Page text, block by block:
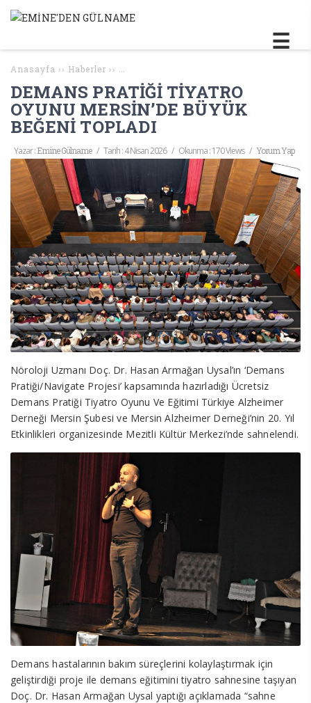
Anasayfa ›› Haberler ›› DEMANS PRATİĞİ TİYATRO OYUNU
DEMANS PRATİĞİ TİYATRO
OYUNU MERSİN’DE BÜYÜK
BEĞENİ TOPLADI
Yazar :Emine Gülname / Tarih :4 Nisan 2026 / Okunma : 170 Views / Yorum Yap
Nöroloji Uzmanı Doç. Dr. Hasan Armağan Uysal’ın ‘Demans
Pratiği/Navigate Projesi’ kapsamında hazırladığı Ücretsiz
Demans Pratiği Tiyatro Oyunu Ve Eğitimi Türkiye Alzheimer
Derneği Mersin Şubesi ve Mersin Alzheimer Derneği’nin 20. Yıl
Etkinlikleri organizesinde Mezitli Kültür Merkezi’nde sahnelendi.
Demans hastalarının bakım süreçlerini kolaylaştırmak için
geliştirdiği proje ile demans eğitimini tiyatro sahnesine taşıyan
Doç. Dr. Hasan Armağan Uysal yaptığı açıklamada “sahne